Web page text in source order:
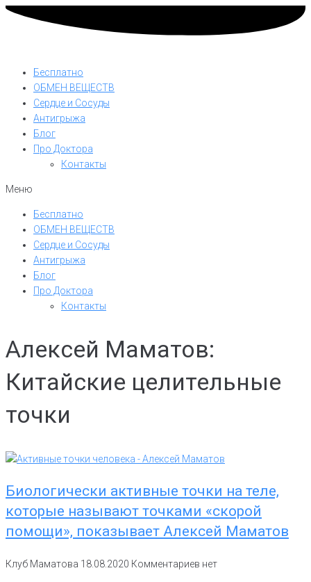
Бесплатно
ОБМЕН ВЕЩЕСТВ
Сердце и Сосуды
Антигрыжа
Блог
Про Доктора
Контакты
Меню
Бесплатно
ОБМЕН ВЕЩЕСТВ
Сердце и Сосуды
Антигрыжа
Блог
Про Доктора
Контакты
Алексей Маматов:
Китайские целительные
точки
Биологически активные точки на теле,
которые называют точками «скорой
помощи», показывает Алексей Маматов
Клуб Маматова 18.08.2020 Комментариев нет